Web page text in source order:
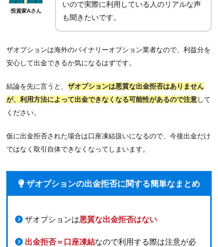
投資家Aさん
いので実際に利用している人のリアルな声
も聞きたいです。
ザオプションは海外のバイナリーオプション業者なので、利益分を
安心して出金できるか気になるはずです。
結論を先に言うと、 ザオプションは悪質な出金拒否はありません
が、利用方法によって出金できなくなる可能性があるので注意して
ください。
仮に出金拒否された場合は口座凍結扱いになるので、今後出金だけ
ではなく取引自体できなくなってしまいます。
ザオプションの出金拒否に関する簡単なまとめ
ザオプションは悪質な出金拒否はない
出金拒否＝口座凍結なので利用する際は注意が必